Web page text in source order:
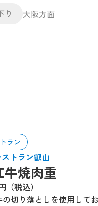
り 大阪方面
ラン
ストラン叡山
牛焼肉重
（税込）
の切り落としを使用して